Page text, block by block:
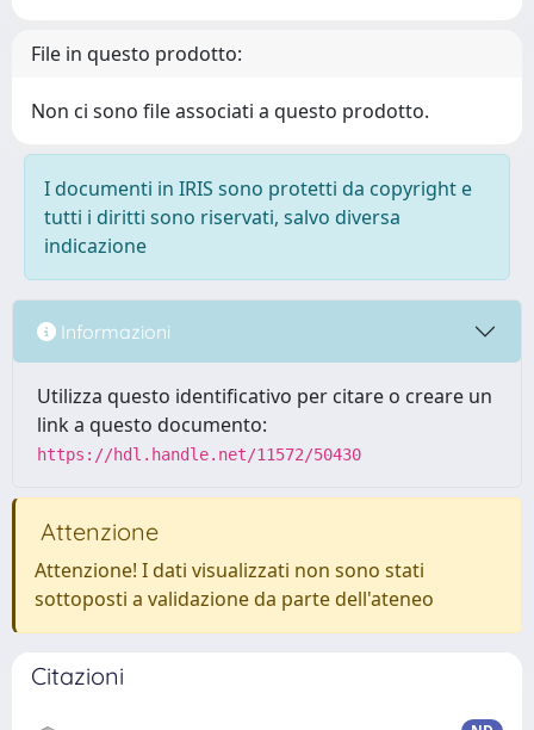
File in questo prodotto:
Non ci sono file associati a questo prodotto.
I documenti in IRIS sono protetti da copyright e
tutti i diritti sono riservati, salvo diversa
indicazione
Informazioni
Utilizza questo identificativo per citare o creare un
link a questo documento:
https://hdl.handle.net/11572/50430
Attenzione
Attenzione! I dati visualizzati non sono stati
sottoposti a validazione da parte dell'ateneo
Citazioni